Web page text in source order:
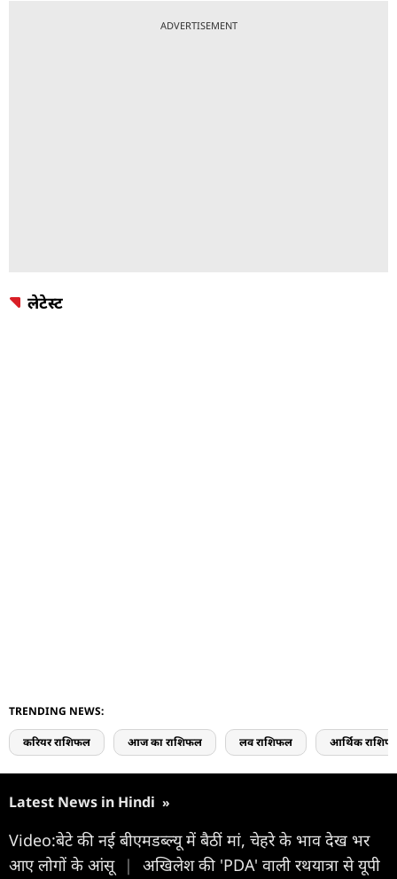
ADVERTISEMENT
लेटेस्ट
TRENDING NEWS:
करियर राशिफल आज का राशिफल लव राशिफल आर्थिक
Latest News in Hindi »
Video:बेटे की नई बीएमडब्ल्यू में बैठीं मां, चेहरे के भाव देख भर
आए लोगों के आंसू |
अखिलेश की 'PDA' वाली रथयात्रा से यूपी